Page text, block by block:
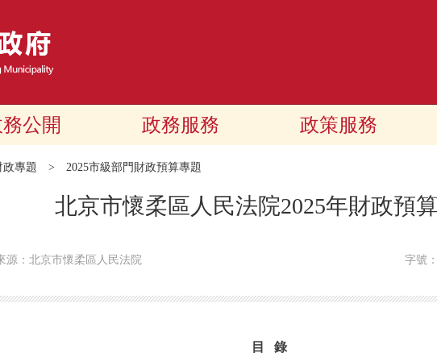
公開 政務服務 政策服務
政專題 > 2025市級部門財政預算專題
北京市懷柔區人民法院2025年財政預
源：北京市懷柔區人民法院 字號
目 錄